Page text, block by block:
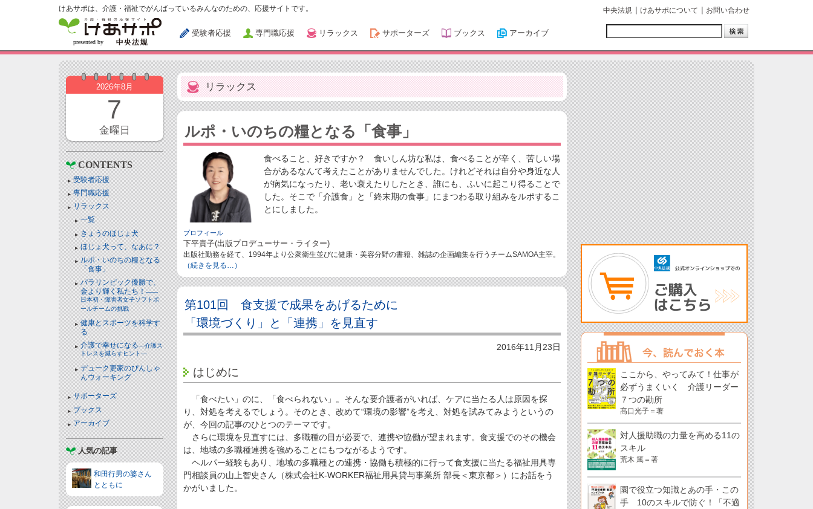
けあサポは、介護・福祉でがんばっているみんなのための、応援サイトです。
受験者応援 専門職応援 リラックス サポーターズ ブックス アーカイブ
中央法規 けあサポについて お問い合わせ
2026年8月
7
金曜日
CONTENTS
受験者応援
専門職応援
リラックス
一覧
きょうのほじょ犬
ほじょ犬って、なあに？
ルポ・いのちの糧となる
「食事」
パラリンピック優勝で、
金より輝く私たち！――
日本初・障害者女子ソフトボ
ールチームの挑戦
健康とスポーツを科学す
る
介護で幸せになる―介護ス
トレスを減らすヒント―
デューク更家のぴんしゃ
んウォーキング
サポーターズ
ブックス
アーカイブ
人気の記事
和田行男の婆さん
とともに
リラックス
ルポ・いのちの糧となる「食事」
食べること、好きですか？ 食いしん坊な私は、食べることが辛く、苦しい場
合があるなんて考えたことがありませんでした。けれどそれは自分や身近な人
が病気になったり、老い衰えたりしたとき、誰にも、ふいに起こり得ることで
した。そこで「介護食」と「終末期の食事」にまつわる取り組みをルポするこ
とにしました。
プロフィール
下平貴子(出版プロデューサー・ライター)
出版社勤務を経て、1994年より公衆衛生並びに健康・美容分野の書籍、雑誌の企画編集を行うチームSAMOA主宰。
（続きを見る…）
第101回 食支援で成果をあげるために
「環境づくり」と「連携」を見直す
2016年11月23日
はじめに
「食べたい」のに、「食べられない」。そんな要介護者がいれば、ケアに当たる人は原因を探
り、対処を考えるでしょう。そのとき、改めて“環境の影響”を考え、対処を試みてみようというの
が、今回の記事のひとつのテーマです。
さらに環境を見直すには、多職種の目が必要で、連携や協働が望まれます。食支援でのその機会
は、地域の多職種連携を強めることにもつながるようです。
ヘルパー経験もあり、地域の多職種との連携・協働も積極的に行って食支援に当たる福祉用具専
門相談員の山上智史さん（株式会社K-WORKER福祉用具貸与事業所 部長＜東京都＞）にお話をう
かがいました。
ここから、やってみて！仕事が
必ずうまくいく 介護リーダー
７つの勘所
髙口光子＝著
対人援助職の力量を高める11の
スキル
荒木 篤＝著
園で役立つ知識とあの手・この
手 10のスキルで防ぐ！「不適